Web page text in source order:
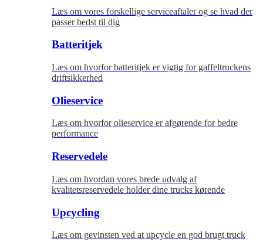
Læs om vores forskellige serviceaftaler og se hvad der
passer bedst til dig
Batteritjek
Læs om hvorfor batteritjek er vigtig for gaffeltruckens
driftsikkerhed
Olieservice
Læs om hvorfor olieservice er afgørende for bedre
performance
Reservedele
Læs om hvordan vores brede udvalg af
kvalitetsreservedele holder dine trucks kørende
Upcycling
Læs om gevinsten ved at upcycle en god brugt truck